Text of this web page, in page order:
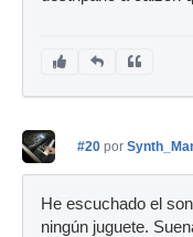
#20 por
He escuchado el
ningún juguete.